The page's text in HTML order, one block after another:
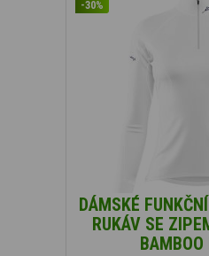
-30%
DÁMSKÉ
RUKÁV SE